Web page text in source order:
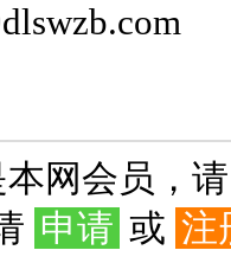
本网会员，
申请 或 注